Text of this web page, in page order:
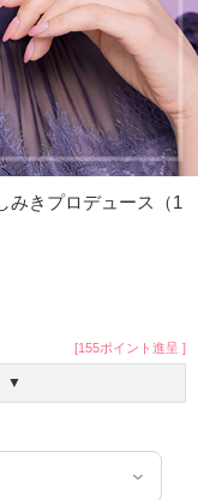
みきプロデュース（1
[155ポイント進呈 ]
▼